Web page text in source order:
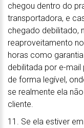
chegou dentro do
transportadora, e
chegado debilitado,
reaproveitamento
horas como
debilitada por e-
de forma legível,
se realmente ela
cliente.
11. Se ela estiver